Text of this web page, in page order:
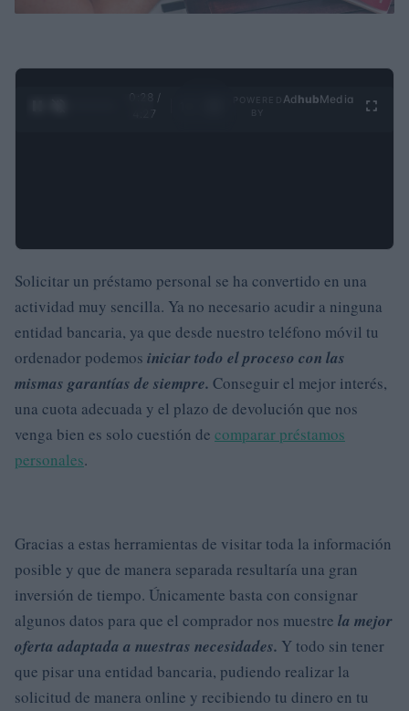
0:29 /
4:27
Ad hubMedia
Solicitar un préstamo personal se ha convertido en una
actividad muy sencilla. Ya no necesario acudir a ninguna
entidad bancaria, ya que desde nuestro teléfono móvil tu
ordenador podemos iniciar todo el proceso con las
mismas garantías de siempre. Conseguir el mejor interés,
una cuota adecuada y el plazo de devolución que nos
venga bien es solo cuestión de comparar préstamos
personales.
Gracias a estas herramientas de visitar toda la información
posible y que de manera separada resultaría una gran
inversión de tiempo. Únicamente basta con consignar
algunos datos para que el comprador nos muestre la mejor
oferta adaptada a nuestras necesidades. Y todo sin tener
que pisar una entidad bancaria, pudiendo realizar la
solicitud de manera online y recibiendo tu dinero en tu